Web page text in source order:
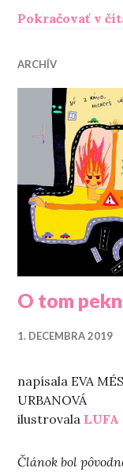
Pokračovať v
ARCHÍV
O tom
1. DECEMBRA 2019
napísala EVA
URBANOVÁ
ilustrovala LUFA
Článok bol